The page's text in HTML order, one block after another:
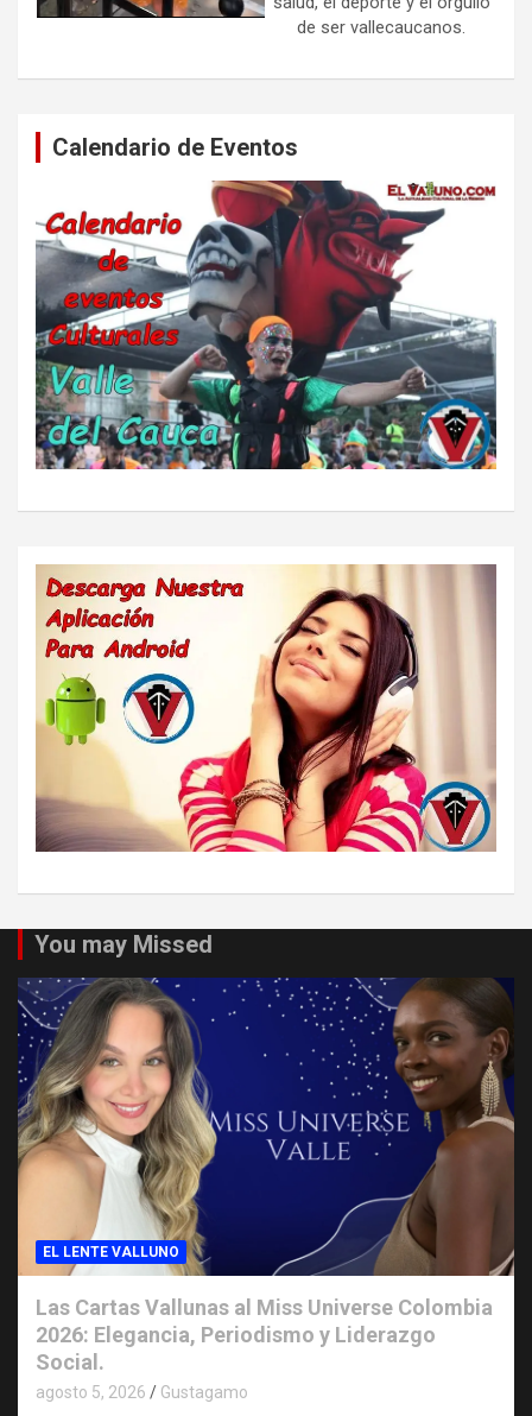
de ser vallecaucanos.
Calendario de Eventos
You may Missed
EL LENTE VALLUNO
Las Cartas Vallunas al Miss Universe Colombia
2026: Elegancia, Periodismo y Liderazgo
Social.
agosto 5, 2026 Gustagamo